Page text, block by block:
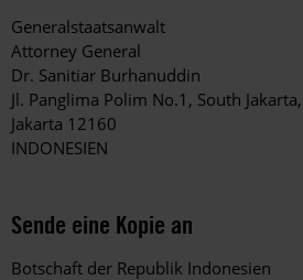
Generalstaatsanwalt
Attorney General
Dr. Sanitiar Burhanuddin
Jl. Panglima Polim No.1, South Jakarta,
Jakarta 12160
INDONESIEN
Sende eine Kopie an
Botschaft der Republik Indonesien